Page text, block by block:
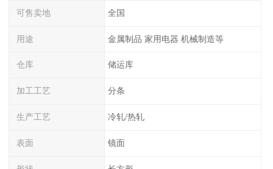
可售卖地 全国
用途 金属制品 家用电器 机械制造等
仓库 储运库
加工工艺 分条
生产工艺 冷轧/热轧
表面 镜面